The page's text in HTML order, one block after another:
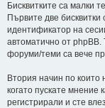
Бисквитките са малки
Първите две
идентификатор на
автоматично от phpBB.
форуми/теми са вече
Втория начин по
когато пускате мнение
регистрирали и сте